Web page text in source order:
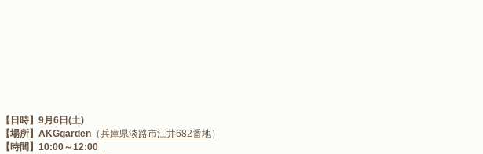
【日時】9月6日(土)
【場所】 AKGgarden （兵庫県淡路市江井682番地）
【時間】10:00～12:00